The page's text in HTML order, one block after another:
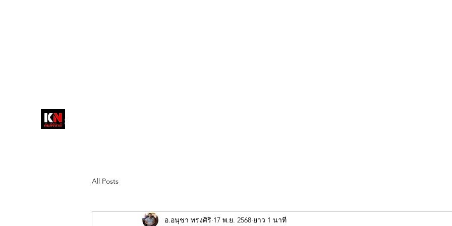
วส์
สื่อลึกวงการสงฆ์ เจาะตรงพระเครื่อง
All Posts
อ.อนุชา ทรงศิริ 17 พ.ย. 2568 ยาว 1 นาที